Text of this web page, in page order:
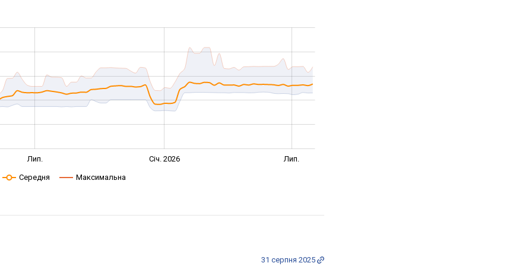
Лип. Січ. 2026 Лип.
Середня Максимальна
31 серпня 2025